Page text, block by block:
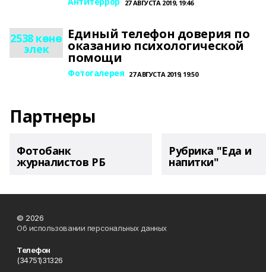
27 АВГУСТА 2019, 19:46
2538 көнө
элек
Единый телефон доверия по
оказанию психологической
помощи
Фотогалерея 27 АВГУСТА 2019, 19:50
Партнеры
Фотобанк
журналистов РБ
Рубрика "Еда и
напитки"
© 2026
Об использовании персональных данных
Телефон
(34751)31326